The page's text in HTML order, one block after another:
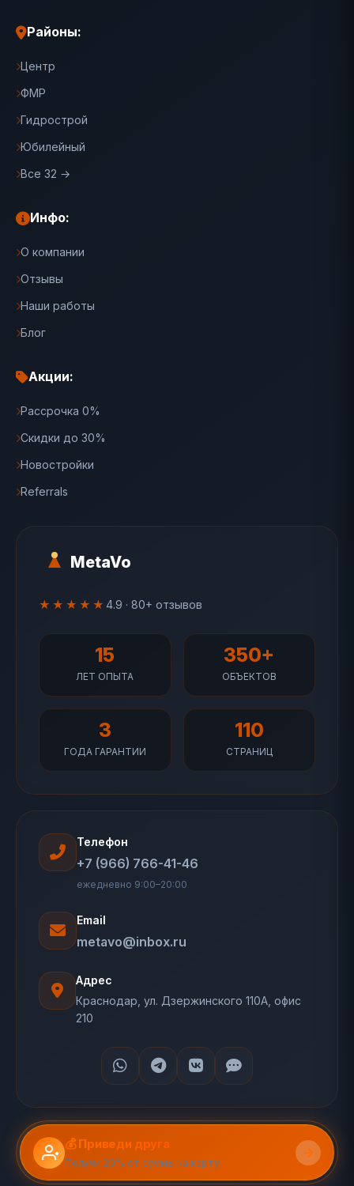
MetaVo
★★★★★ 4.9 · 80+ отзывов
15
ЛЕТ ОПЫТА
350+
ОБЪЕКТОВ
3
ГОДА ГАРАНТИИ
110
СТРАНИЦ
Районы:
Центр
ФМР
Гидрострой
Юбилейный
Все 32 →
Инфо:
О компании
Отзывы
Наши работы
Блог
Акции:
Рассрочка 0%
Скидки до 30%
Новостройки
Referrals
Телефон
+7 (966) 766-41-46
ежедневно 9:00–20:00
Email
metavo@inbox.ru
Адрес
Краснодар, ул. Дзержинского 110А, офис
210
💰 Приведи друга
Получи 20% от суммы на карту